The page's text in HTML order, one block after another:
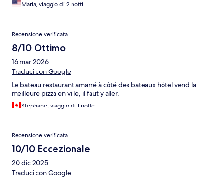
Maria, viaggio di 2 notti
Recensione verificata
8/10 Ottimo
16 mar 2026
Traduci con Google
Le bateau restaurant amarré à côté des bateaux hôtel vend la
meilleure pizza en ville, il faut y aller.
Stephane, viaggio di 1 notte
Recensione verificata
10/10 Eccezionale
20 dic 2025
Traduci con Google